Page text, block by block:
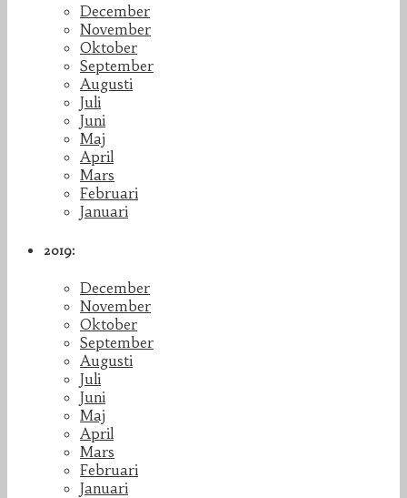
December
November
Oktober
September
Augusti
Juli
Juni
Maj
April
Mars
Februari
Januari
2019:
December
November
Oktober
September
Augusti
Juli
Juni
Maj
April
Mars
Februari
Januari